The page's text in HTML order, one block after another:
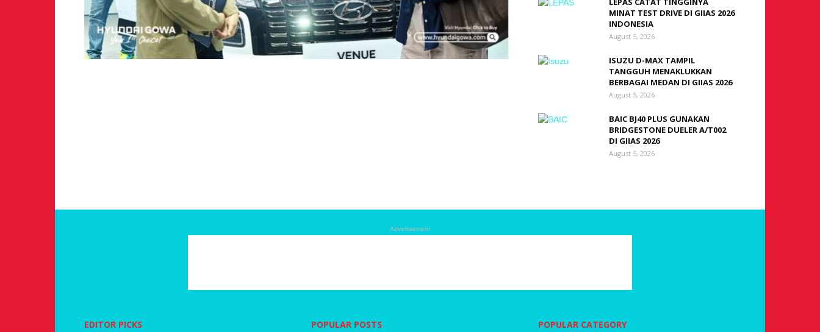
MINAT TEST DRIVE DI GIIAS 2026
INDONESIA
August 5, 2026
ISUZU D-MAX TAMPIL
TANGGUH MENAKLUKKAN
BERBAGAI MEDAN DI GIIAS 2026
August 5, 2026
BAIC BJ40 PLUS GUNAKAN
BRIDGESTONE DUELER A/T002
DI GIIAS 2026
August 5, 2026
Advertisement
EDITOR PICKS POPULAR POSTS POPULAR CATEGORY